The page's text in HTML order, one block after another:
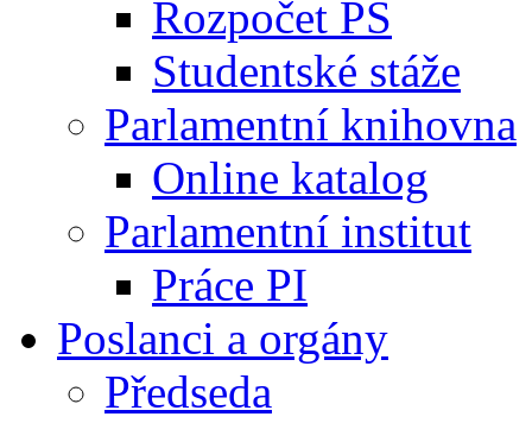
Rozpočet PS
Studentské stáže
Parlamentní knihovna
Online katalog
Parlamentní institut
Práce PI
Poslanci a orgány
Předseda